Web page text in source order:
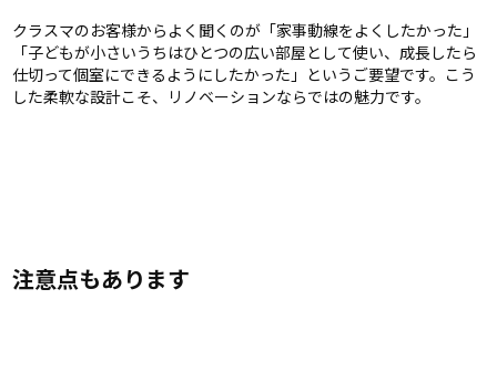
クラスマのお客様からよく聞くのが「家事動線をよくしたかった」
「子どもが小さいうちはひとつの広い部屋として使い、成長したら
仕切って個室にできるようにしたかった」というご要望です。こう
した柔軟な設計こそ、リノベーションならではの魅力です。
注意点もあります